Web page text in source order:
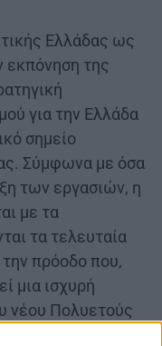
Ελλάδας ως
εκπόνηση της
για την Ελλάδα
σημείο
Σύμφωνα με όσα
των εργασιών, η
με τα
τα τελευταία
την πρόοδο που,
μια ισχυρή
νέου Πολυετούς